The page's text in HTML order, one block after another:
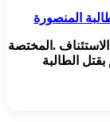
المنصورة
.المختصة
الطالبة